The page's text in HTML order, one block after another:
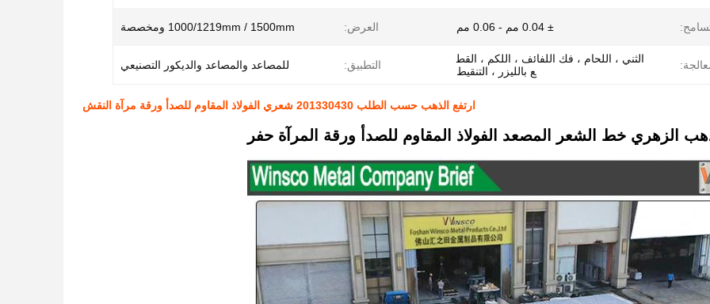
± 0.04 مم - 0.06 مم العرض: 1000/1219mm / 1500mm ومخصصة
الثني ، اللحام ، فك اللفائف ، اللكم ، القط
ع بالليزر ، التنقيط
التطبيق: للمصاعد والمصاعد والديكور التصنيعي
ارتفع الذهب حسب الطلب 201330430 شعري الفولاذ المقاوم للصدأ ورقة مرآة النقش
الزهري خط الشعر المصعد الفولاذ المقاوم للصدأ ورقة المرآة حفر